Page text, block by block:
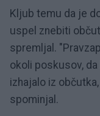
Kljub temu da je
uspel znebiti
spremljal.
okoli poskusov,
izhajalo iz
spominjal.